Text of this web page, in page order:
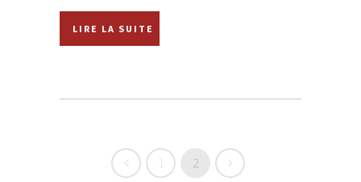
1 2